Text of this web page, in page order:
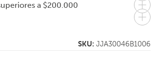
ergonómicos con
bandeja
a $200.000
SKU: JJA30046B1006